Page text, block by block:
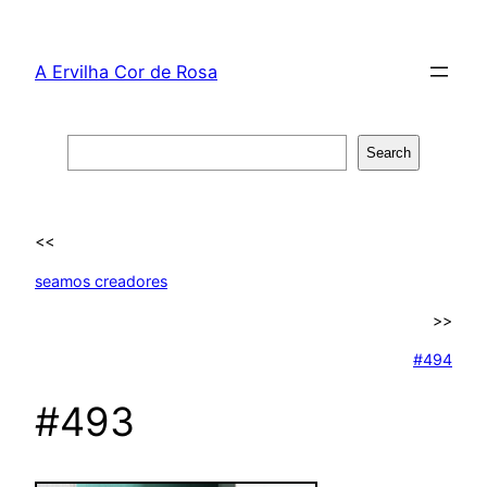
content
A Ervilha Cor de Rosa
Search
<<
seamos creadores
>>
#494
#493